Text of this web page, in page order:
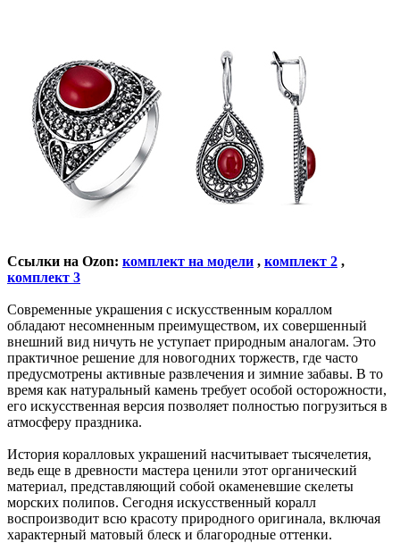
Ссылки на Ozon: комплект на модели , комплект 2 ,
комплект 3
Современные украшения с искусственным кораллом
обладают несомненным преимуществом, их совершенный
внешний вид ничуть не уступает природным аналогам. Это
практичное решение для новогодних торжеств, где часто
предусмотрены активные развлечения и зимние забавы. В то
время как натуральный камень требует особой осторожности,
его искусственная версия позволяет полностью погрузиться в
атмосферу праздника.
История коралловых украшений насчитывает тысячелетия,
ведь еще в древности мастера ценили этот органический
материал, представляющий собой окаменевшие скелеты
морских полипов. Сегодня искусственный коралл
воспроизводит всю красоту природного оригинала, включая
характерный матовый блеск и благородные оттенки.